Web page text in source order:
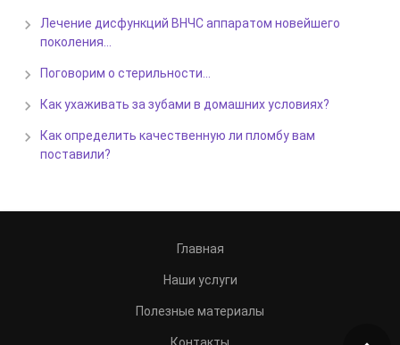
Лечение дисфункций ВНЧС аппаратом новейшего
поколения…
Поговорим о стерильности…
Как ухаживать за зубами в домашних условиях?
Как определить качественную ли пломбу вам
поставили?
Главная
Наши услуги
Полезные материалы